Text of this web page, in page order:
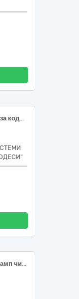
«Система безперебійного живлення» за кодом ДК 021:2015 – 31150000-2 «Баласти для розрядних ламп чи трубок»
31150000-2 Баласти для розрядних ламп чи трубок (Зарядна станція)